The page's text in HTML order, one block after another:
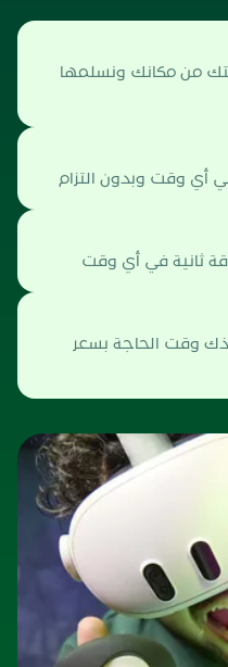
من مكانك ونسلمها
أي وقت وبدون التزام
ثانية في أي وقت
وقت الحاجة بسعر